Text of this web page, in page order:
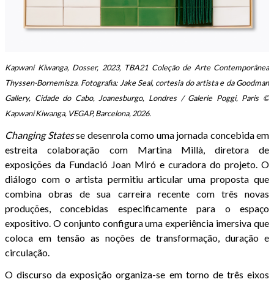
Kapwani Kiwanga, Dosser, 2023, TBA21 Coleção de Arte Contemporânea
Thyssen-Bornemisza. Fotografia: Jake Seal, cortesia do artista e da Goodman
Gallery, Cidade do Cabo, Joanesburgo, Londres / Galerie Poggi, Paris ©
Kapwani Kiwanga, VEGAP, Barcelona, 2026.
Changing Statesse desenrola como uma jornada concebida em
estreita colaboração com Martina Millà, diretora de
exposições da Fundació Joan Miró e curadora do projeto. O
diálogo com o artista permitiu articular uma proposta que
combina obras de sua carreira recente com três novas
produções, concebidas especificamente para o espaço
expositivo. O conjunto configura uma experiência imersiva que
coloca em tensão as noções de transformação, duração e
circulação.
O discurso da exposição organiza-se em torno de três eixos